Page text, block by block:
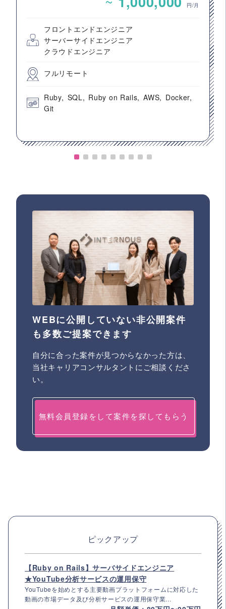
円/月
フロントエンドエンジニア
サーバーサイドエンジニア
クラウドエンジニア
フルリモート
Ruby SQL Ruby on Rails AWS
Docker
Git
WEBに公開していない非公開案件
も多数ご提案できます
自分に合った案件が見つからなかった方は、
当社キャリアコンサルタントにご相談くださ
い。
無料会員登録をして案件を探してもらう
ピックアップ
【Ruby on Rails】サーバサイドエンジニア
★YouTube分析サービスの運用保守
YouTubeを始めとする主要動画プラットフォームに対応した
動画の市場データ及び分析サービスの運用保守業...